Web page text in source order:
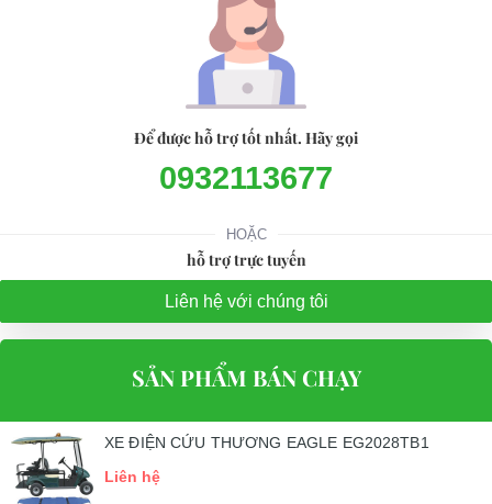
Để được hỗ trợ tốt nhất. Hãy gọi
0932113677
HOẶC
hỗ trợ trực tuyến
Liên hệ với chúng tôi
SẢN PHẨM BÁN CHẠY
XE ĐIỆN CỨU THƯƠNG EAGLE EG2028TB1
Liên hệ